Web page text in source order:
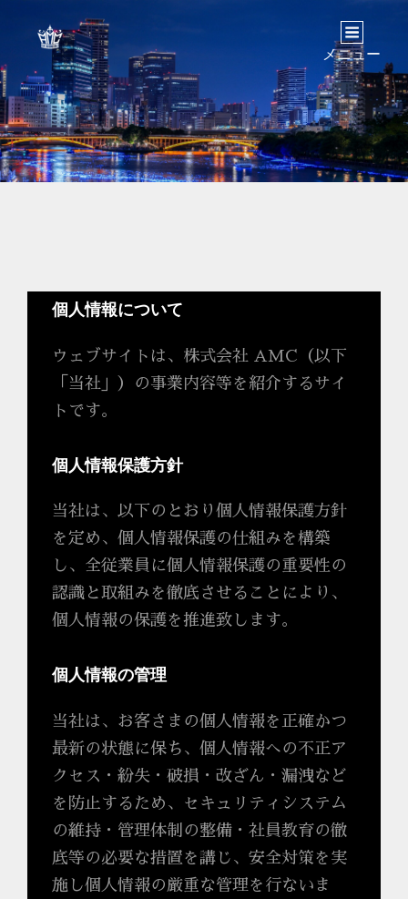
メニュー
個人情報について
ウェブサイトは、株式会社 AMC（以下
「当社」）の事業内容等を紹介するサイ
トです。
個人情報保護方針
当社は、以下のとおり個人情報保護方針
を定め、個人情報保護の仕組みを構築
し、全従業員に個人情報保護の重要性の
認識と取組みを徹底させることにより、
個人情報の保護を推進致します。
個人情報の管理
当社は、お客さまの個人情報を正確かつ
最新の状態に保ち、個人情報への不正ア
クセス・紛失・破損・改ざん・漏洩など
を防止するため、セキュリティシステム
の維持・管理体制の整備・社員教育の徹
底等の必要な措置を講じ、安全対策を実
施し個人情報の厳重な管理を行ないま